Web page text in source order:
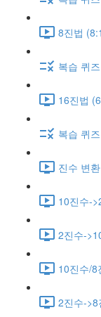
8진법
복습 퀴즈
16진법
복습 퀴즈
진수 변
10진수-
2진수-
10진수/8
2진수-